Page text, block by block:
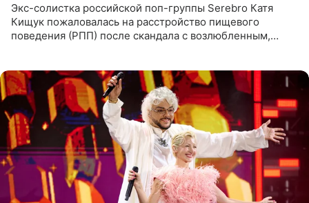
Экс-солистка российской поп-группы Serebro Катя
Кищук пожаловалась на расстройство пищевого
поведения (РПП) после скандала с возлюбленным,